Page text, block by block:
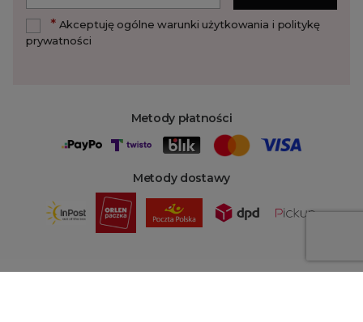
Metody płatności
Metody dostawy
*Akceptuję ogólne warunki użytkowania i politykę
prywatności